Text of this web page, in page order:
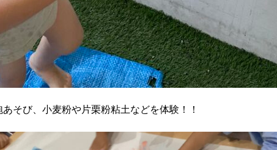
そび、小麦粉や片栗粉粘土などを体験！！